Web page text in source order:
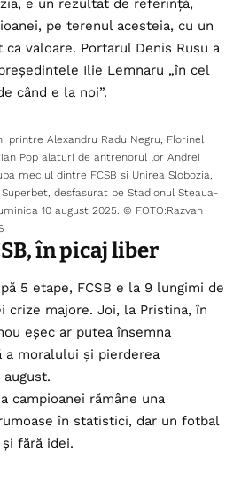
e un rezultat de referință,
pe terenul acesteia, cu un
valoare. Portarul Denis Rusu a
Ilie Lemnaru „în cel
când e la noi”.
printre Alexandru Radu Negru, Florinel
Pop alaturi de antrenorul lor Andrei
meciul dintre FCSB si Unirea Slobozia,
desfasurat pe Stadionul Steaua-
10 august 2025. © FOTO:Razvan
în picaj liber
5 etape, FCSB e la 9 lungimi de
crize majore. Joi, la Pristina, în
eșec ar putea însemna
a moralului și pierderea
campioanei rămâne una
în statistici, dar un fotbal
fără idei.